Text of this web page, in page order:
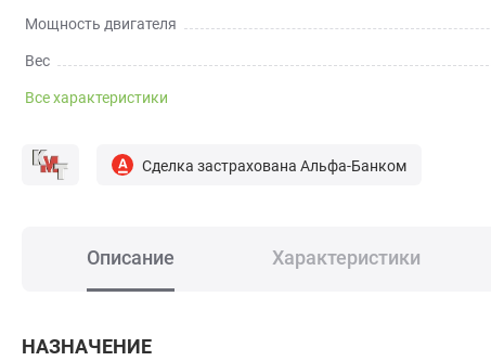
Мощность двигателя
Вес
Все характеристики
Сделка застрахована Альфа-Банком
Описание Характеристики
НАЗНАЧЕНИЕ